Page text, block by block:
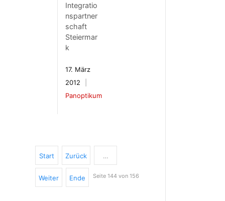
Integratio
nspartner
schaft
Steiermar
k
17. März
2012
Panoptikum
Start Zurück …
Weiter Ende Seite 144 von 156